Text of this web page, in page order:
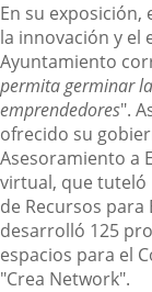
En su
la innovación y el
Ayuntamiento
permita germinar
emprendedores".
ofrecido su
Asesoramiento a
virtual, que tuteló
de Recursos
desarrolló 125
espacios para el
"Crea Network".